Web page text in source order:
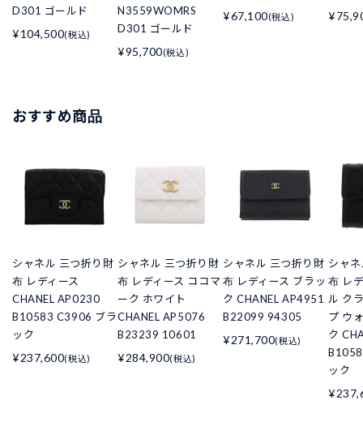
D301 ゴールド
¥104,500(税込)
N3559WOMRS
D301 ゴールド
¥95,700(税込)
¥67,100(税込)
おすすめ商品
シャネル 三つ折り財
布 レディース
CHANEL AP0230
B10583 C3906 ブラ
ック
¥237,600(税込)
シャネル 三つ折り財
布 レディース ココマ
ーク ホワイト
CHANEL AP5076
B23239 10601
¥284,900(税込)
シャネル 三つ折り財
布 レディース ブラッ
ク CHANEL AP4951
B22099 94305
¥271,700(税込)
シャ
布 レ
ル ク
プ ウ
ク
ック